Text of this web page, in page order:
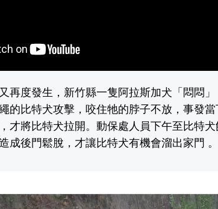
再度發生，新竹縣一隻阿拉斯加犬「悶悶」
的比特犬攻擊，咬住牠的脖子不放，事發
才將比特犬拉開。動保處人員下午至比特
成後門鬆脫，才讓比特犬有機會溜出家門 。